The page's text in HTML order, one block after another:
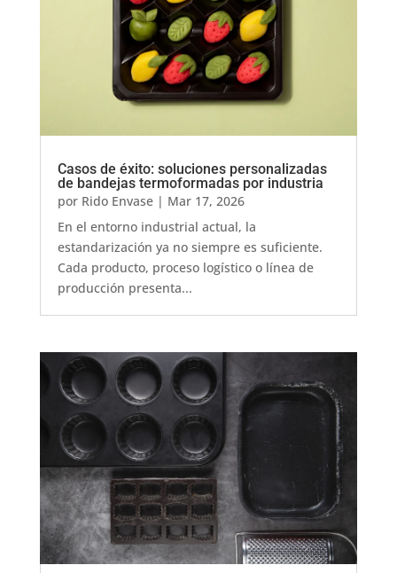
Casos de éxito: soluciones personalizadas
de bandejas termoformadas por industria
por Rido Envase| Mar 17, 2026
En el entorno industrial actual, la
estandarización ya no siempre es suficiente.
Cada producto, proceso logístico o línea de
producción presenta...